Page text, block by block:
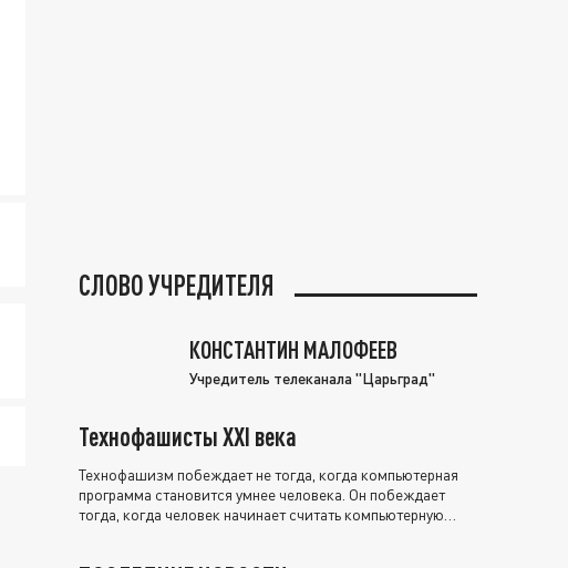
СЛОВО УЧРЕДИТЕЛЯ
КОНСТАНТИН МАЛОФЕЕВ
Учредитель телеканала "Царьград"
Технофашисты XXI века
Технофашизм побеждает не тогда, когда компьютерная
программа становится умнее человека. Он побеждает
тогда, когда человек начинает считать компьютерную